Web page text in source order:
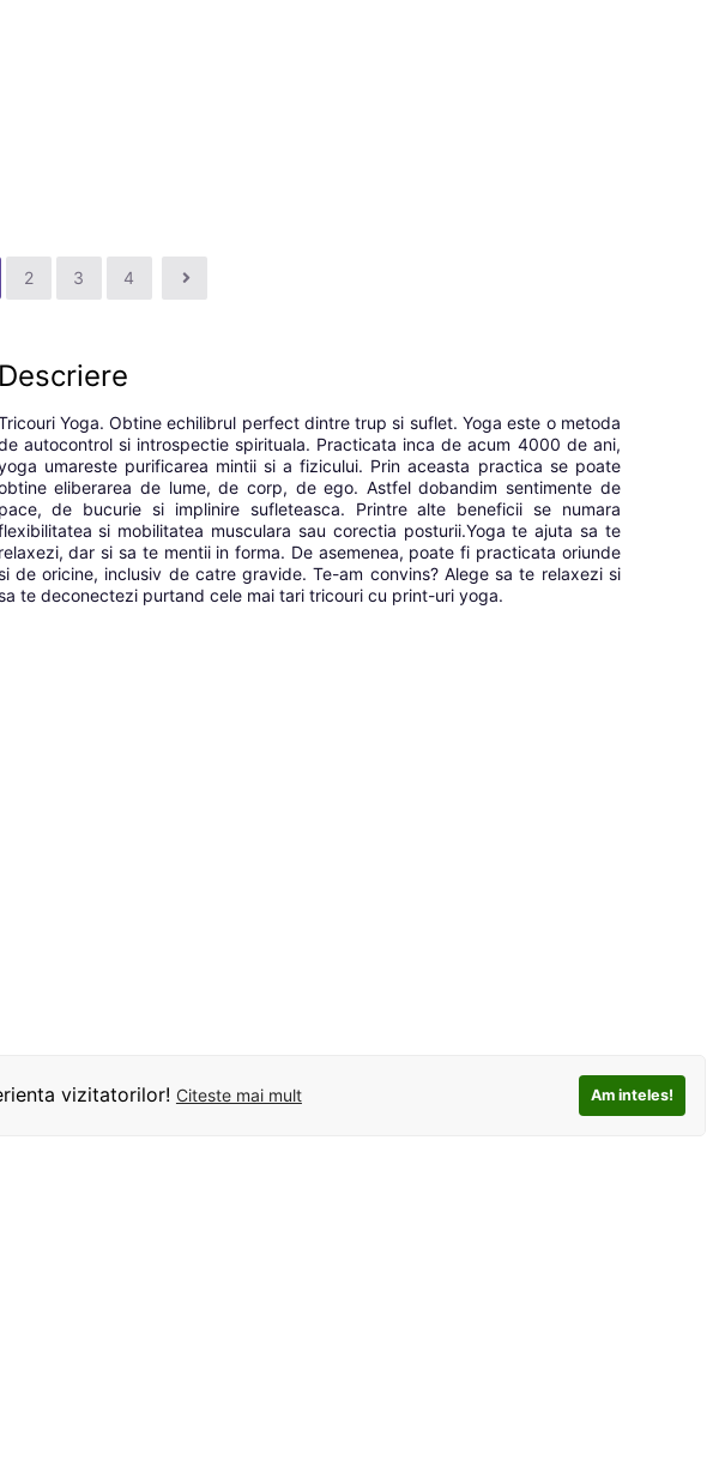
vizitatorilor! Citeste mai mult Am inteles!
2 3 4
Descriere
Yoga. Obtine echilibrul perfect dintre trup si suflet. Yoga este o metoda
autocontrol si introspectie spirituala. Practicata inca de acum 4000 de ani,
umareste purificarea mintii si a fizicului. Prin aceasta practica se poate
eliberarea de lume, de corp, de ego. Astfel dobandim sentimente de
pace, de bucurie si implinire sufleteasca. Printre alte beneficii se numara
si mobilitatea musculara sau corectia posturii.Yoga te ajuta sa te
relaxezi, dar si sa te mentii in forma. De asemenea, poate fi practicata oriunde
si de oricine, inclusiv de catre gravide. Te-am convins? Alege sa te relaxezi si
sa te deconectezi purtand cele mai tari tricouri cu print-uri yoga.